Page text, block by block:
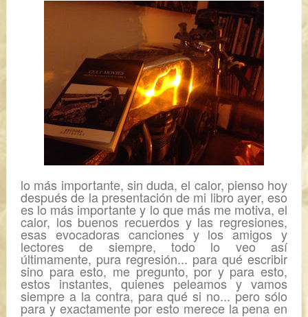
lo más importante, sin duda, el calor, pienso hoy
después de la presentación de mi libro ayer, eso
es lo más importante y lo que más me motiva, el
calor, los buenos recuerdos y las regresiones,
esas evocadoras canciones y los amigos y
lectores de siempre, todo lo veo así
últimamente, pura regresión... para qué escribir
sino para esto, me pregunto, por y para esto,
estos instantes, quienes peleamos y vamos
siempre a la contra, para qué si no... pero sólo
para y exactamente por esto merece la pena en